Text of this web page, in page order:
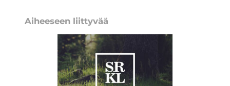
Aiheeseen liittyvää